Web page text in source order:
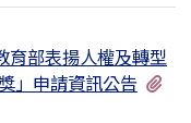
育部表揚人權及轉型
」申請資訊公告